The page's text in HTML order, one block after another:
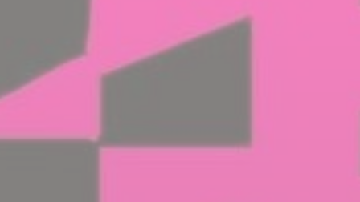
Infos pratiques